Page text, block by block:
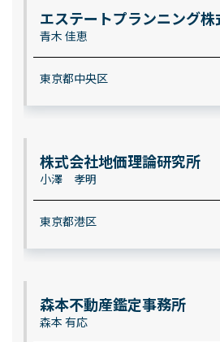
エステートプランニング株
青木 佳恵
東京都中央区
株式会社地価理論研究所
小澤 孝明
東京都港区
森本不動産鑑定事務所
森本 有応